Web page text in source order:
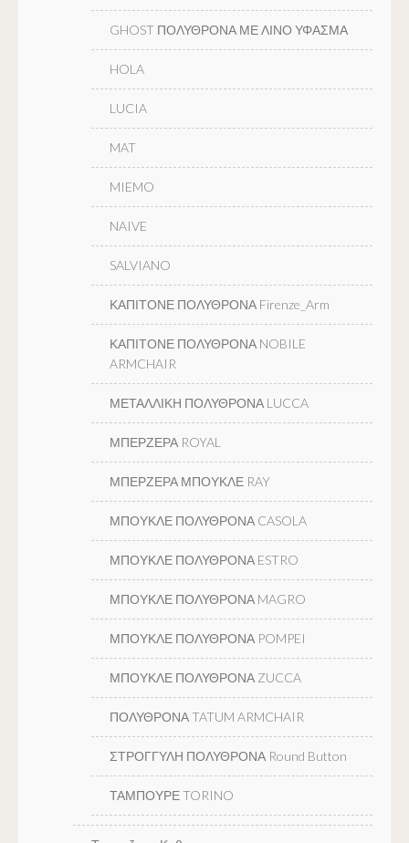
GHOST ΠΟΛΥΘΡΟΝΑ ΜΕ ΛΙΝΟ ΥΦΑΣΜΑ
HOLA
LUCIA
MAT
MIEMO
NAIVE
SALVIANO
ΚΑΠΙΤΟΝΕ ΠΟΛΥΘΡΟΝΑ Firenze_Arm
ΚΑΠΙΤΟΝΕ ΠΟΛΥΘΡΟΝΑ NOBILE
ARMCHAIR
ΜΕΤΑΛΛΙΚΗ ΠΟΛΥΘΡΟΝΑ LUCCA
ΜΠΕΡΖΕΡΑ ROYAL
ΜΠΕΡΖΕΡΑ ΜΠΟΥΚΛΕ RAY
ΜΠΟΥΚΛΕ ΠΟΛΥΘΡΟΝΑ CASOLA
ΜΠΟΥΚΛΕ ΠΟΛΥΘΡΟΝΑ ESTRO
ΜΠΟΥΚΛΕ ΠΟΛΥΘΡΟΝΑ MAGRO
ΜΠΟΥΚΛΕ ΠΟΛΥΘΡΟΝΑ POMPEI
ΜΠΟΥΚΛΕ ΠΟΛΥΘΡΟΝΑ ZUCCA
ΠΟΛΥΘΡΟΝΑ TATUM ARMCHAIR
ΣΤΡΟΓΓΥΛΗ ΠΟΛΥΘΡΟΝΑ Round Button
ΤΑΜΠΟΥΡΕ TORINO